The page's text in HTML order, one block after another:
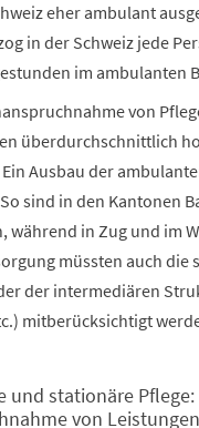
eher ambulant
in der Schweiz jede
im ambulanten
von
überdurchschnittlich
Ausbau der
sind in den Kantonen
in Zug und im
müssten auch
der intermediären
mitberücksichtigt
und stationäre Pflege:
von